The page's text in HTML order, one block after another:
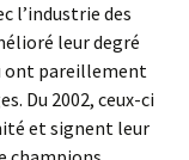
l’industrie des
leur degré
ont pareillement
Du 2002, ceux-ci
et signent leur